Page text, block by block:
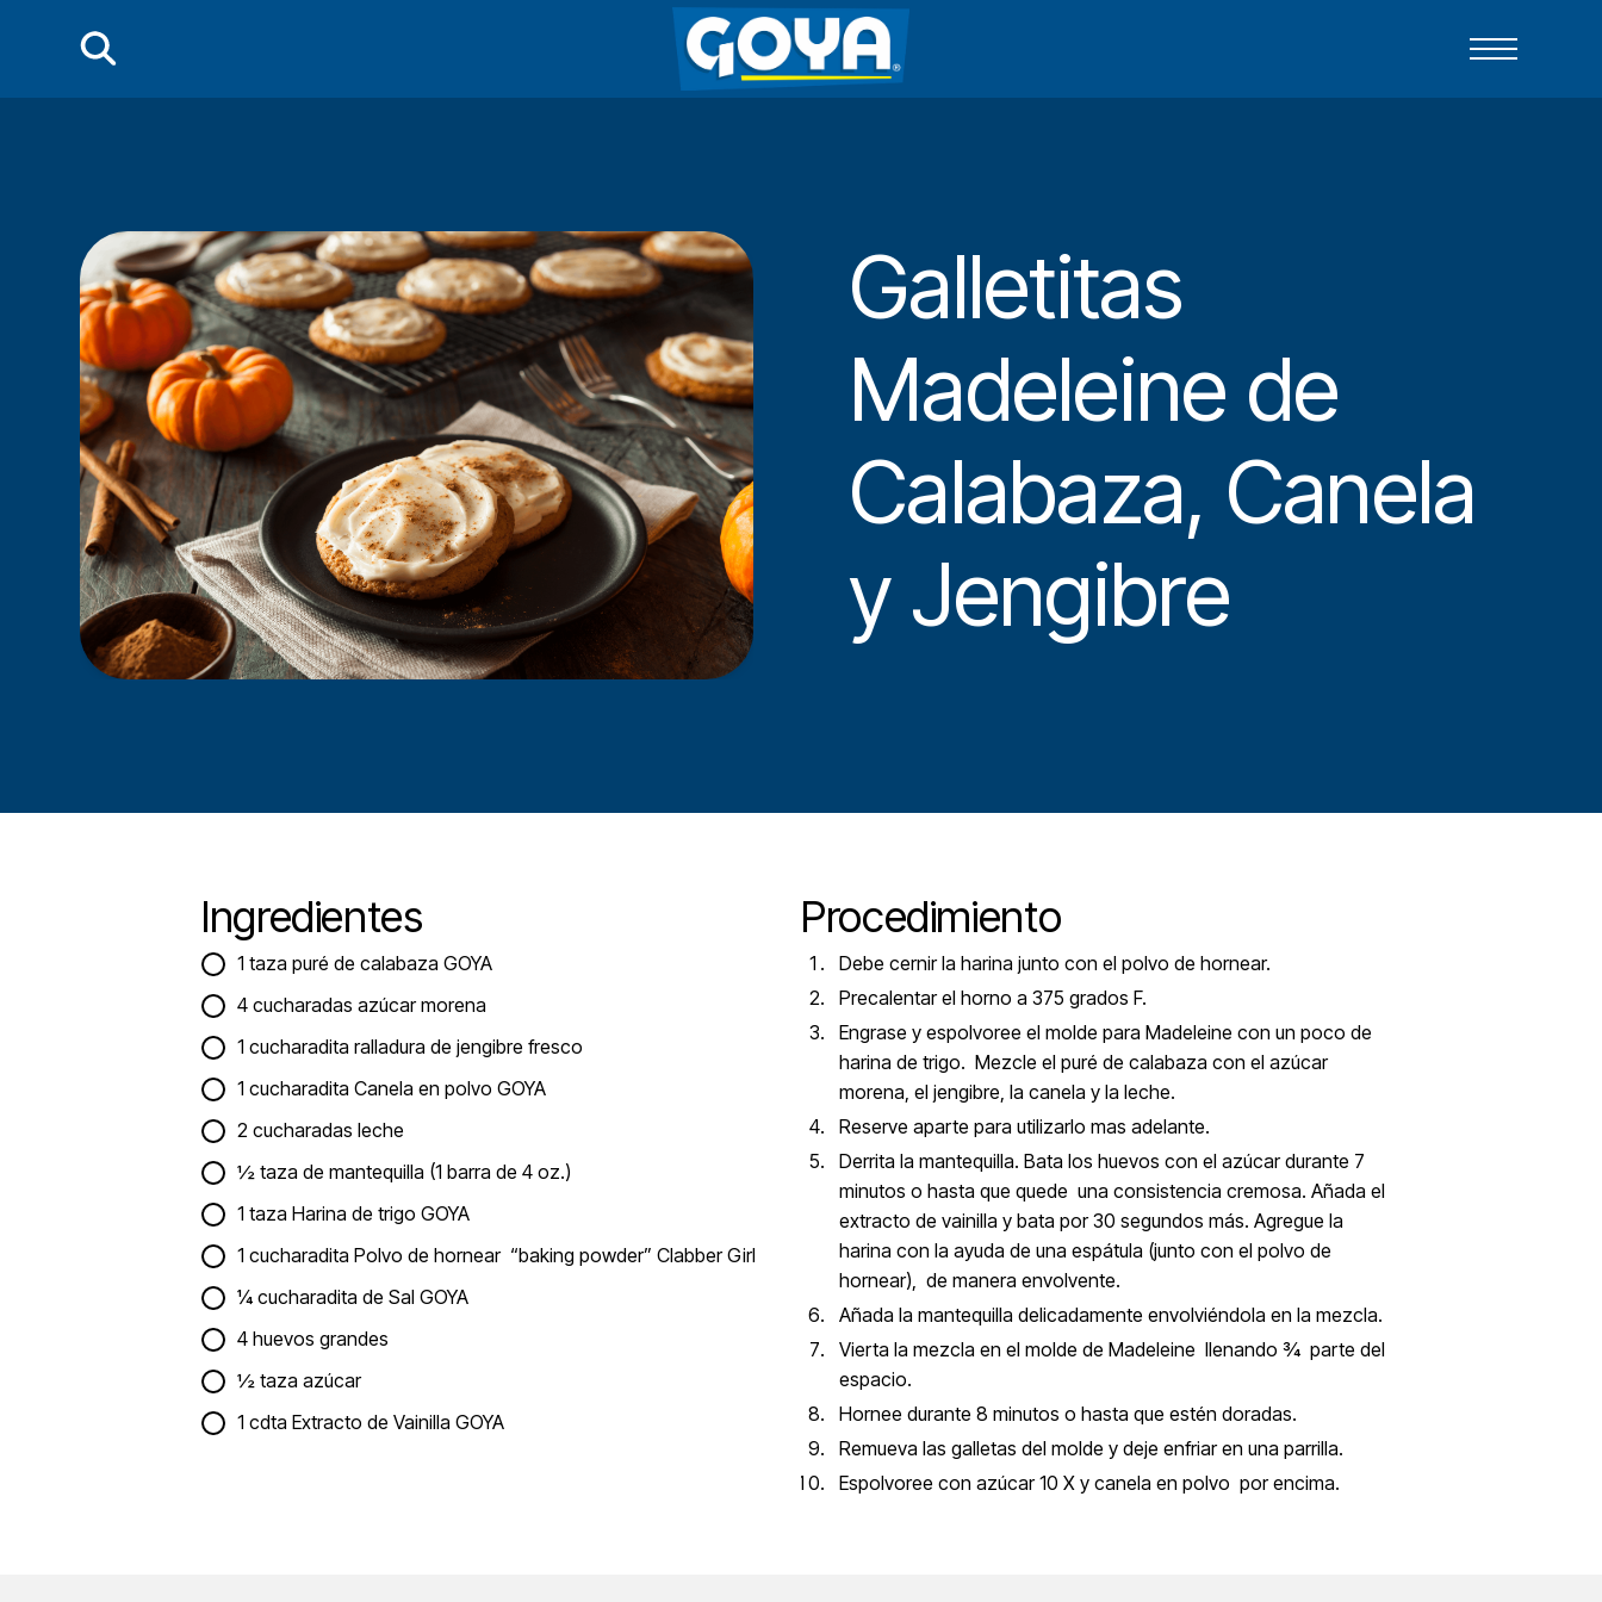
Galletitas
Madeleine de
Calabaza, Canela
y Jengibre
Ingredientes
1 taza puré de calabaza GOYA
4 cucharadas azúcar morena
1 cucharadita ralladura de jengibre fresco
1 cucharadita Canela en polvo GOYA
2 cucharadas leche
½ taza de mantequilla (1 barra de 4 oz.)
1 taza Harina de trigo GOYA
1 cucharadita Polvo de hornear “baking powder” Clabber Girl
¼ cucharadita de Sal GOYA
4 huevos grandes
½ taza azúcar
1 cdta Extracto de Vainilla GOYA
Procedimiento
Debe cernir la harina junto con el polvo de hornear.
Precalentar el horno a 375 grados F.
Engrase y espolvoree el molde para Madeleine con un poco de
harina de trigo. Mezcle el puré de calabaza con el azúcar
morena, el jengibre, la canela y la leche.
Reserve aparte para utilizarlo mas adelante.
Derrita la mantequilla. Bata los huevos con el azúcar durante 7
minutos o hasta que quede una consistencia cremosa. Añada el
extracto de vainilla y bata por 30 segundos más. Agregue la
harina con la ayuda de una espátula (junto con el polvo de
hornear), de manera envolvente.
Añada la mantequilla delicadamente envolviéndola en la mezcla.
Vierta la mezcla en el molde de Madeleine llenando ¾ parte del
espacio.
Hornee durante 8 minutos o hasta que estén doradas.
Remueva las galletas del molde y deje enfriar en una parrilla.
Espolvoree con azúcar 10 X y canela en polvo por encima.